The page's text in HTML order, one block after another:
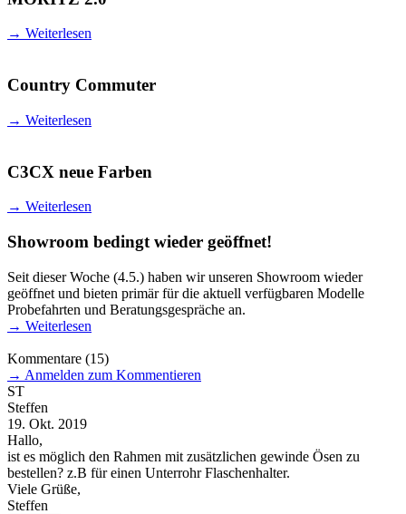
→ Weiterlesen
Country Commuter
→ Weiterlesen
C3CX neue Farben
→ Weiterlesen
Showroom bedingt wieder geöffnet!
Seit dieser Woche (4.5.) haben wir unseren Showroom wieder
geöffnet und bieten primär für die aktuell verfügbaren Modelle
Probefahrten und Beratungsgespräche an.
→ Weiterlesen
Kommentare (15)
→ Anmelden zum Kommentieren
ST
Steffen
19. Okt. 2019
Hallo,
ist es möglich den Rahmen mit zusätzlichen gewinde Ösen zu
bestellen? z.B für einen Unterrohr Flaschenhalter.
Viele Grüße,
Steffen